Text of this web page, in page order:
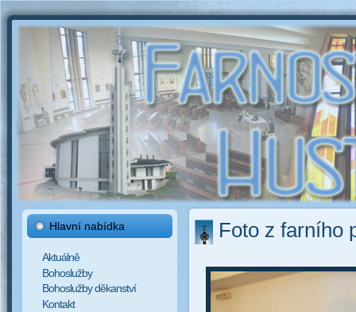
Hlavní nabídka
Aktuálně
Bohoslužby
Bohoslužby děkanství
Kontakt
Foto z farního